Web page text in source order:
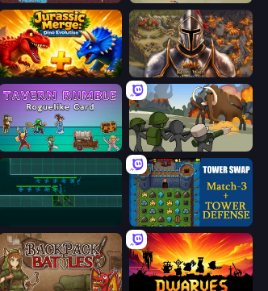
Jurassic Merge: Dino Evolution Khan Wars
Tavern Rumble: Roguelike Card Stickman History Battle
Tower Swap